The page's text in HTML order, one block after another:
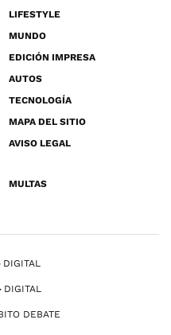
LIFESTYLE
MUNDO
EDICIÓN IMPRESA
AUTOS
TECNOLOGÍA
MAPA DEL SITIO
AVISO LEGAL
MULTAS
DIGITAL
DIGITAL
DEBATE